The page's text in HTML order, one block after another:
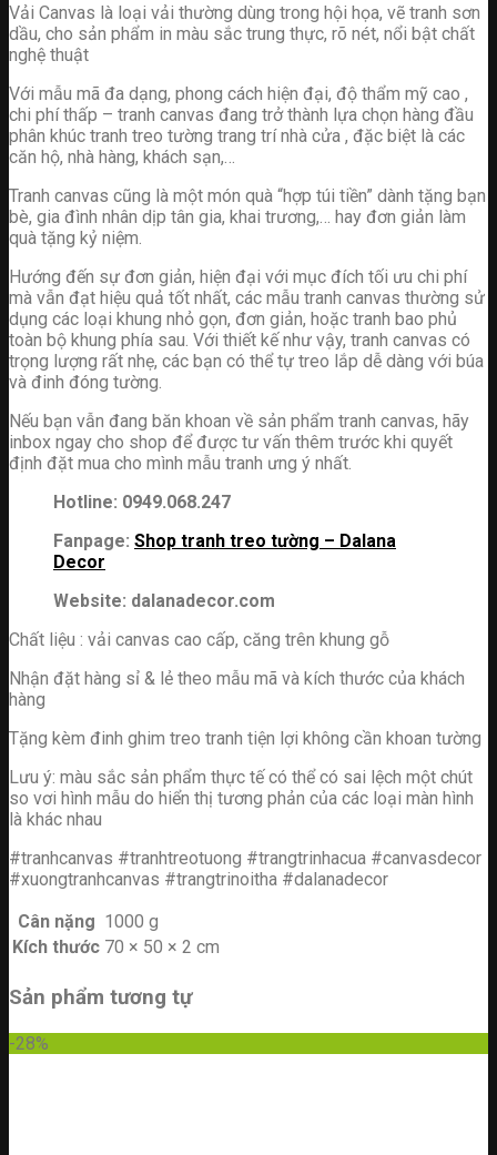
Vải Canvas là loại vải thường dùng trong hội họa, vẽ tranh sơn
dầu, cho sản phẩm in màu sắc trung thực, rõ nét, nổi bật chất
nghệ thuật
Với mẫu mã đa dạng, phong cách hiện đại, độ thẩm mỹ cao ,
chi phí thấp – tranh canvas đang trở thành lựa chọn hàng đầu
phân khúc tranh treo tường trang trí nhà cửa , đặc biệt là các
căn hộ, nhà hàng, khách sạn,…
Tranh canvas cũng là một món quà “hợp túi tiền” dành tặng bạn
bè, gia đình nhân dịp tân gia, khai trương,… hay đơn giản làm
quà tặng kỷ niệm.
Hướng đến sự đơn giản, hiện đại với mục đích tối ưu chi phí
mà vẫn đạt hiệu quả tốt nhất, các mẫu tranh canvas thường sử
dụng các loại khung nhỏ gọn, đơn giản, hoặc tranh bao phủ
toàn bộ khung phía sau. Với thiết kế như vậy, tranh canvas có
trọng lượng rất nhẹ, các bạn có thể tự treo lắp dễ dàng với búa
và đinh đóng tường.
Nếu bạn vẫn đang băn khoan về sản phẩm tranh canvas, hãy
inbox ngay cho shop để được tư vấn thêm trước khi quyết
định đặt mua cho mình mẫu tranh ưng ý nhất.
Hotline: 0949.068.247
Fanpage: Shop tranh treo tường – Dalana
Decor
Website: dalanadecor.com
Chất liệu : vải canvas cao cấp, căng trên khung gỗ
Nhận đặt hàng sỉ & lẻ theo mẫu mã và kích thước của khách
hàng
Tặng kèm đinh ghim treo tranh tiện lợi không cần khoan tường
Lưu ý: màu sắc sản phẩm thực tế có thể có sai lệch một chút
so vơi hình mẫu do hiển thị tương phản của các loại màn hình
là khác nhau
#tranhcanvas #tranhtreotuong #trangtrinhacua #canvasdecor
#xuongtranhcanvas #trangtrinoitha #dalanadecor
Cân nặng 1000 g
Kích thước 70 × 50 × 2 cm
Sản phẩm tương tự
-28%